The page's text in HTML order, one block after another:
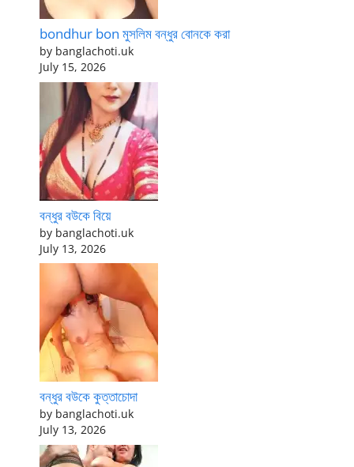
bondhur bon মুসলিম বন্ধুর বোনকে করা
by banglachoti.uk
July 15, 2026
বন্ধুর বউকে বিয়ে
by banglachoti.uk
July 13, 2026
বন্ধুর বউকে কুত্তাচোদা
by banglachoti.uk
July 13, 2026